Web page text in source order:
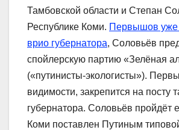
Тамбовской области и Степан
Республике Коми. Первышов уже
врио губернатора, Соловьёв
спойлерскую партию «Зелёная
(«путинисты-экологисты»).
видимости, закрепится на посту
губернатора. Соловьёв пройдёт
Коми поставлен Путиным